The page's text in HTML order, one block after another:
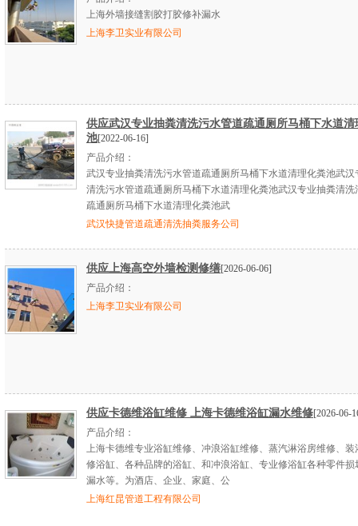
上海外墙接缝割胶打胶修补漏水
上海李卫实业有限公司
供应武汉专业抽粪清洗污水管道疏通厕所马桶下水道清
池[2022-06-16]
产品介绍：
武汉专业抽粪清洗污水管道疏通厕所马桶下水道清理化粪池武汉
清洗污水管道疏通厕所马桶下水道清理化粪池武汉专业抽粪清洗
疏通厕所马桶下水道清理化粪池武
武汉快捷管道疏通清洗抽粪服务公司
供应上海高空外墙检测修缮[2026-06-06]
产品介绍：
上海李卫实业有限公司
供应卡德维浴缸维修 上海卡德维浴缸漏水维修[2026-06-
产品介绍：
上海卡德维专业浴缸维修、冲浪浴缸维修、蒸汽淋浴房维修、装
修浴缸、各种品牌的浴缸、和冲浪浴缸、专业修浴缸各种零件损
漏水等。为酒店、企业、家庭、公
上海红昆管道工程有限公司